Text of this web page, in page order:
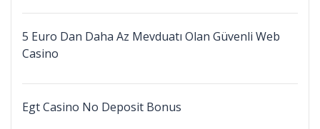
5 Euro Dan Daha Az Mevduatı Olan Güvenli Web
Casino
Egt Casino No Deposit Bonus